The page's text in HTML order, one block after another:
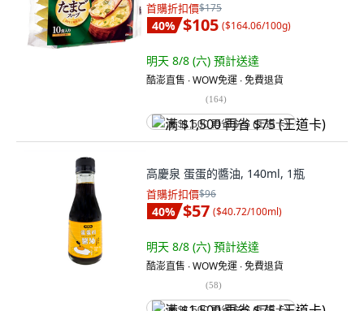
首購折扣價$175
40% $105 ($164.06/100g)
明天 8/8 (六) 預計送達
酷澎直售 ∙ WOW免運 ∙ 免費退貨
(164)
满 $1,500 再省 $75 (王道卡)
高慶泉 蛋蛋的醬油, 140ml, 1瓶
首購折扣價$96
40% $57 ($40.72/100ml)
明天 8/8 (六) 預計送達
酷澎直售 ∙ WOW免運 ∙ 免費退貨
(58)